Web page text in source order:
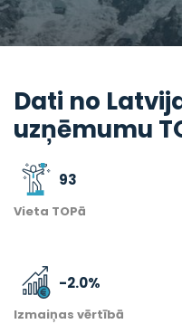
Dati no
uzņēmumu
93
Vieta TOPā
-2.0%
Izmaiņas vērtībā